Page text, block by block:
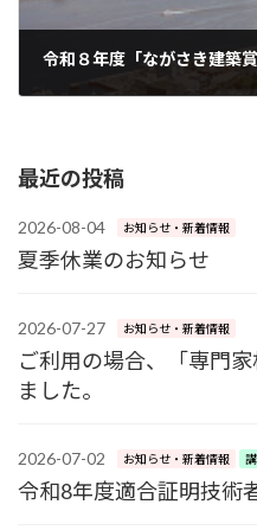
令和８年度「ながさき建築
最近の投稿
2026-08-04 お知らせ・新着情報
夏季休業のお知らせ
2026-07-27 お知らせ・新着情報
ご利用の場合、「専門
ました。
2026-07-02 お知らせ・新着情報
令和8年度適合証明技術